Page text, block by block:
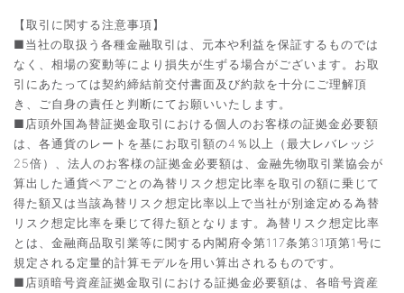
【取引に関する注意事項】
■当社の取扱う各種金融取引は、元本や利益を保証するものでは
なく、相場の変動等により損失が生ずる場合がございます。お取
引にあたっては契約締結前交付書面及び約款を十分にご理解頂
き、ご自身の責任と判断にてお願いいたします。
■店頭外国為替証拠金取引における個人のお客様の証拠金必要額
は、各通貨のレートを基にお取引額の4％以上（最大レバレッジ
25倍）、法人のお客様の証拠金必要額は、金融先物取引業協会が
算出した通貨ペアごとの為替リスク想定比率を取引の額に乗じて
得た額又は当該為替リスク想定比率以上で当社が別途定める為替
リスク想定比率を乗じて得た額となります。為替リスク想定比率
とは、金融商品取引業等に関する内閣府令第117条第31項第1号に
規定される定量的計算モデルを用い算出されるものです。
■店頭暗号資産証拠金取引における証拠金必要額は、各暗号資産